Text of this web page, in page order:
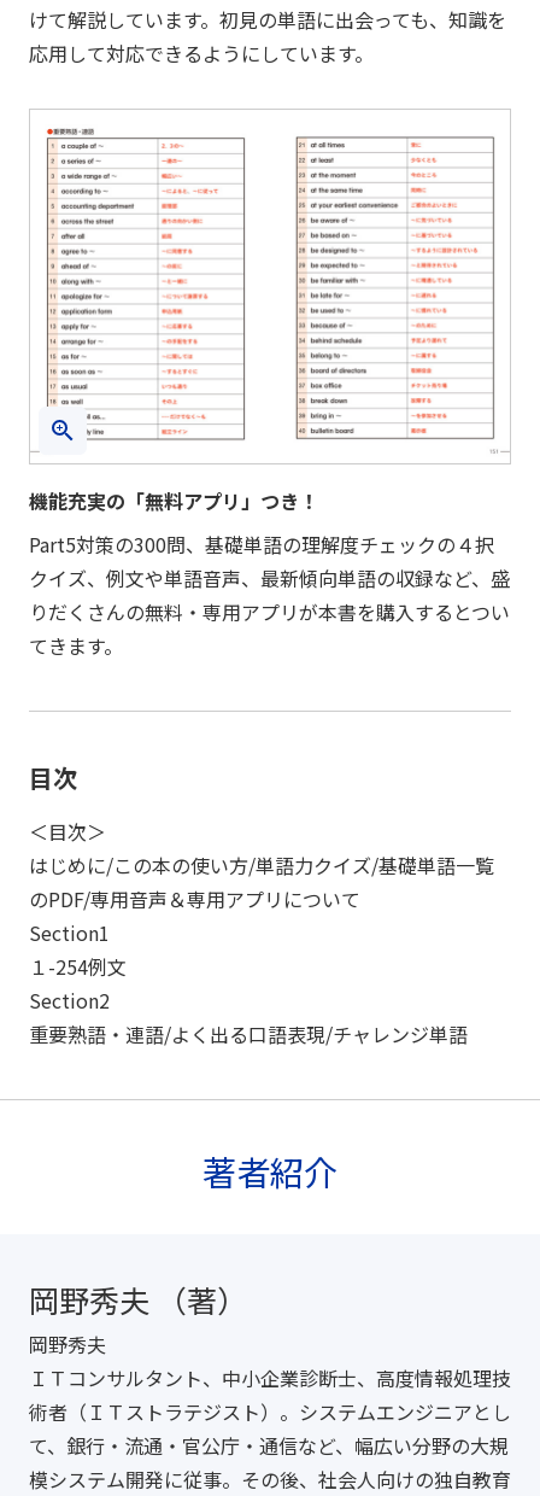
けて解説しています。初見の単語に出会っても、知識を
応用して対応できるようにしています。
機能充実の「無料アプリ」つき！
Part5対策の300問、基礎単語の理解度チェックの４択
クイズ、例文や単語音声、最新傾向単語の収録など、盛
りだくさんの無料・専用アプリが本書を購入するとつい
てきます。
目次
＜目次＞
はじめに/この本の使い方/単語力クイズ/基礎単語一覧
のPDF/専用音声＆専用アプリについて
Section1
１-254例文
Section2
重要熟語・連語/よく出る口語表現/チャレンジ単語
著者紹介
岡野秀夫 （著）
岡野秀夫
ＩＴコンサルタント、中小企業診断士、高度情報処理技
術者（ＩＴストラテジスト）。システムエンジニアとし
て、銀行・流通・官公庁・通信など、幅広い分野の大規
模システム開発に従事。その後、社会人向けの独自教育